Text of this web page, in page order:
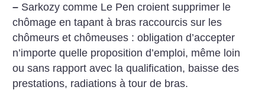
– Sarkozy comme Le Pen croient supprimer le
chômage en tapant à bras raccourcis sur les
chômeurs et chômeuses : obligation d’accepter
n’importe quelle proposition d’emploi, même loin
ou sans rapport avec la qualification, baisse des
prestations, radiations à tour de bras.